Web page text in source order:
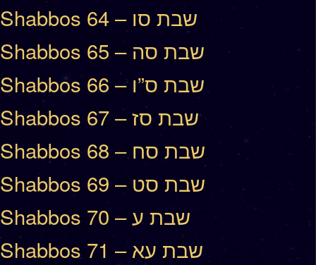
Shabbos 64 – שבת סו
Shabbos 65 – שבת סה
Shabbos 66 – שבת ס”ו
Shabbos 67 – שבת סז
Shabbos 68 – שבת סח
Shabbos 69 – שבת סט
Shabbos 70 – שבת ע
Shabbos 71 – שבת עא